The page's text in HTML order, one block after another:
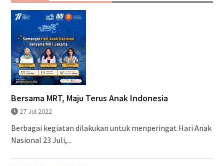
Bersama MRT, Maju Terus Anak Indonesia
27 Jul 2022
Berbagai kegiatan dilakukan untuk menperingat Hari Anak
Nasional 23 Juli,...